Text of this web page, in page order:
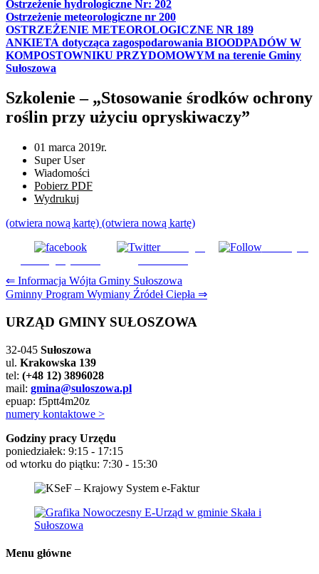
Ostrzeżenie hydrologiczne Nr: 202
Ostrzeżenie meteorologiczne nr 200
OSTRZEŻENIE METEOROLOGICZNE NR 189
ANKIETA dotycząca zagospodarowania BIOODPADÓW W
KOMPOSTOWNIKU PRZYDOMOWYM na terenie Gminy
Sułoszowa
Szkolenie – „Stosowanie środków ochrony
roślin przy użyciu opryskiwaczy”
01 marca 2019r.
Super User
Wiadomości
Pobierz PDF
Wydrukuj
(otwiera nową kartę) (otwiera nową kartę)
Udostępnij
Subskrybuj
Nawigacja
wpisu
⇐ Informacja Wójta Gminy Sułoszowa
Gminny Program Wymiany Źródeł Ciepła ⇒
URZĄD GMINY SUŁOSZOWA
32-045 Sułoszowa
ul. Krakowska 139
tel: (+48 12) 3896028
mail: gmina@suloszowa.pl
epuap: f5ptt4m20z
numery kontaktowe >
Godziny pracy Urzędu
poniedziałek: 9:15 - 17:15
od wtorku do piątku: 7:30 - 15:30
Menu główne